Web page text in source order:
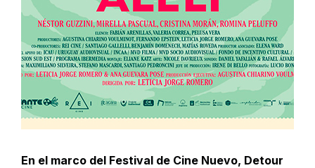
En el marco del Festival de Cine Nuevo, Detour